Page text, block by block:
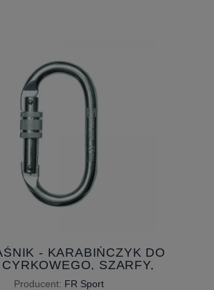
- KARABIŃCZYK DO
SZARFY,
CHUSTY
Producent: FR Sport